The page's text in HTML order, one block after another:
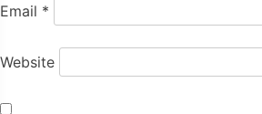
Email *
Website